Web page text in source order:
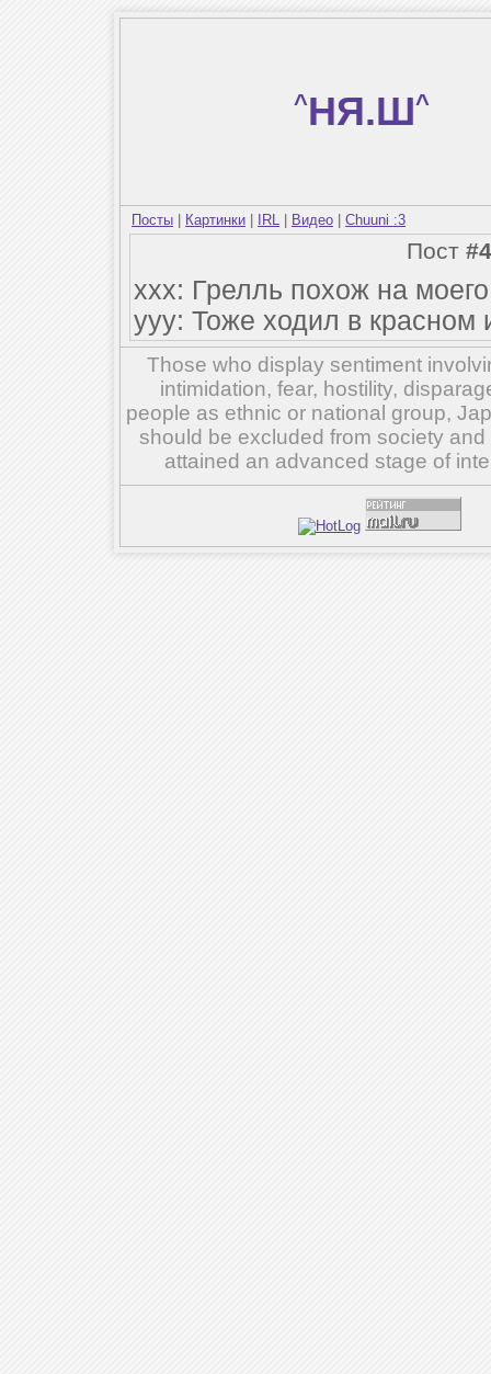
^НЯ.Ш^
Посты Картинки IRL Видео Chuuni :3
Пост
xxx: Грелль похож на
yyy: Тоже ходил в красном
Those who display sentiment
intimidation, fear, hostility,
people as ethnic or national group,
should be excluded from society
attained an advanced stage of